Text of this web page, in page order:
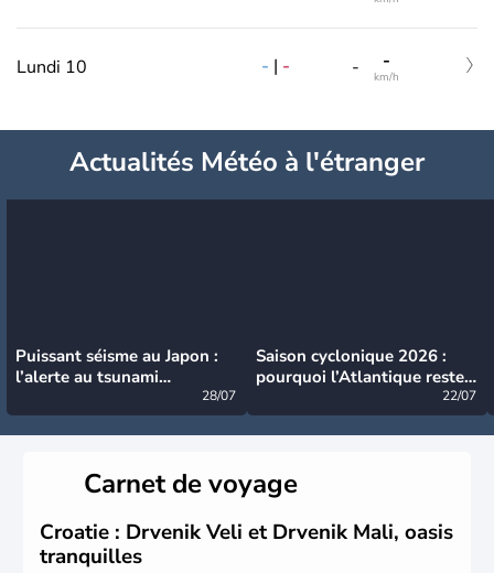
Lundi 10 - | - - -
km/h
Actualités Météo à l'étranger
Puissant séisme au Japon :
l’alerte au tsunami
28/07
Saison cyclonique 2026 :
pourquoi l’Atlantique reste
22/07
Carnet de voyage
Croatie : Drvenik Veli et Drvenik Mali, oasis
tranquilles